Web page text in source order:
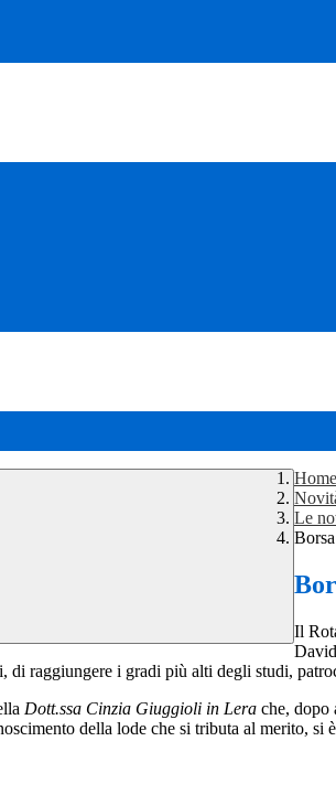
Home
Le
Il
raggiungere i gradi più alti degli studi,
Dott.ssa Cinzia Giuggioli in Lera che, dopo
della lode che si tributa al merito, si